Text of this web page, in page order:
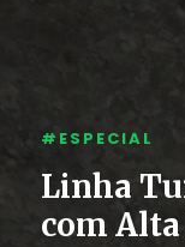
#ESPECIAL
Linha
com